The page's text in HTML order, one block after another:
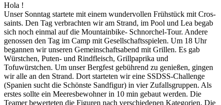
Hola !
Unser Son­ntag startete mit einem wun­der­vollen Früh­stück mit Cros­
saints. Den Tag ver­bracht­en wir am Strand, im Pool und Lea begab
sich noch ein­mal auf die Moun­tain­bike- Schnorchel-Tour. Andere
genossen den Tag im Camp mit Gesellschaftsspie­len. Um 18 Uhr
began­nen wir unseren Gemein­schaftsabend mit Grillen. Es gab
Würstchen, Puten- und Rind­fleisch, Grill­pa­pri­ka und
Tofuwürstchen. Um unser Bergfest gebührend zu genießen, gin­gen
wir alle an den Strand. Dort starteten wir eine SSDSS-Chal­lenge
(Spanien sucht die Schön­ste Sand­fig­ur) in vier Zufalls­grup­pen. Als
erstes sollte ein Meeres­be­wohn­er in 10 min gebaut wer­den. Die
Team­er bew­erteten die Fig­uren nach ver­schiede­nen Kat­e­gorien. Die